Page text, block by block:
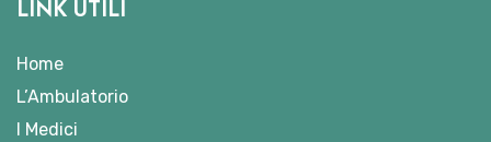
LINK UTILI
Home
L’Ambulatorio
I Medici